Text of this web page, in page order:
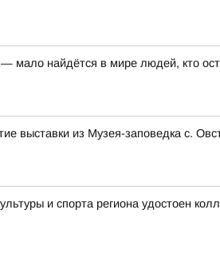
— мало найдётся в мире людей, кто
выставки из Музея-заповедка с.
и спорта региона удостоен